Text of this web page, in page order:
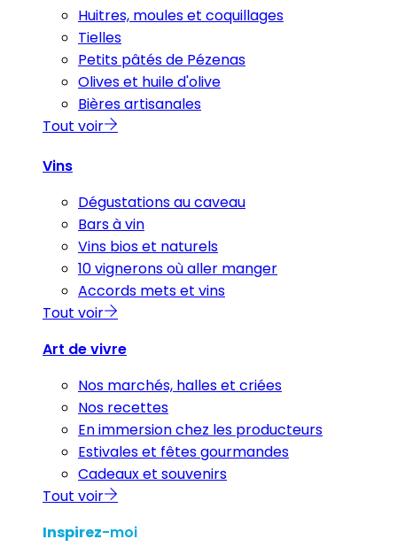
Huitres, moules et coquillages
Tielles
Petits pâtés de Pézenas
Olives et huile d'olive
Bières artisanales
Tout voir
Vins
Dégustations au caveau
Bars à vin
Vins bios et naturels
10 vignerons où aller manger
Accords mets et vins
Tout voir
Art de vivre
Nos marchés, halles et criées
Nos recettes
En immersion chez les producteurs
Estivales et fêtes gourmandes
Cadeaux et souvenirs
Tout voir
Inspirez-moi